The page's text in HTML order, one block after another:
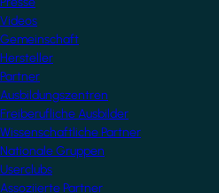
Videos
Gemeinschaft
Hersteller
Partner
Ausbildungszentren
Freiberufliche Ausbilder
Wissenschaftliche Partner
Nationale Gruppen
Userclubs
Assoziierte Partner